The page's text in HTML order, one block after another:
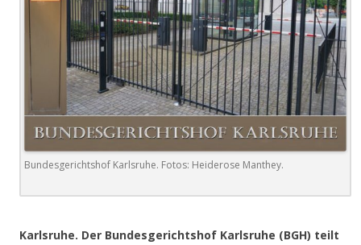
Bundesgerichtshof Karlsruhe. Fotos: Heiderose Manthey.
Karlsruhe. Der Bundesgerichtshof Karlsruhe (BGH) teilt